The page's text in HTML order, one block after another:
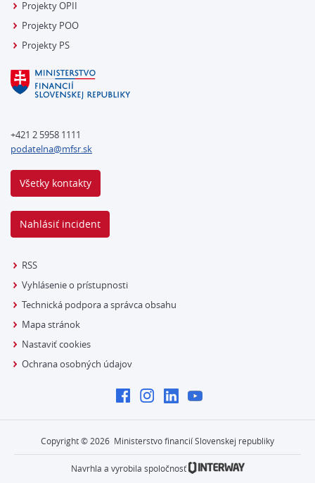
Projekty OPII
Projekty POO
Projekty PS
+421 2 5958 1111
podatelna@mfsr.sk
Všetky kontakty
Nahlásiť incident
RSS
Vyhlásenie o prístupnosti
Technická podpora a správca obsahu
Mapa stránok
Nastaviť cookies
Ochrana osobných údajov
Copyright © 2026 Ministerstvo financií Slovenskej republiky
Navrhla a vyrobila spoločnosť